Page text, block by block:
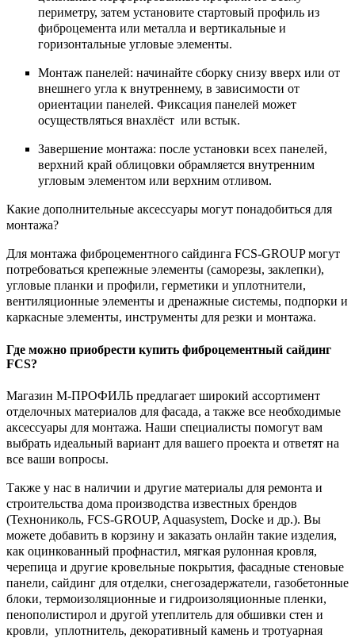
периметру, затем установите стартовый профиль из
фиброцемента или металла и вертикальные и
горизонтальные угловые элементы.
Монтаж панелей: начинайте сборку снизу вверх или от
внешнего угла к внутреннему, в зависимости от
ориентации панелей. Фиксация панелей может
осуществляться внахлёст или встык.
Завершение монтажа: после установки всех панелей,
верхний край облицовки обрамляется внутренним
угловым элементом или верхним отливом.
Какие дополнительные аксессуары могут понадобиться для
монтажа?
Для монтажа фиброцементного сайдинга FCS-GROUP могут
потребоваться крепежные элементы (саморезы, заклепки),
угловые планки и профили, герметики и уплотнители,
вентиляционные элементы и дренажные системы, подпорки и
каркасные элементы, инструменты для резки и монтажа.
Где можно приобрести купить фиброцементный сайдинг
FCS?
Магазин М-ПРОФИЛЬ предлагает широкий ассортимент
отделочных материалов для фасада, а также все необходимые
аксессуары для монтажа. Наши специалисты помогут вам
выбрать идеальный вариант для вашего проекта и ответят на
все ваши вопросы.
Также у нас в наличии и другие материалы для ремонта и
строительства дома производства известных брендов
(Технониколь, FCS-GROUP, Aquasystem, Docke и др.). Вы
можете добавить в корзину и заказать онлайн такие изделия,
как оцинкованный профнастил, мягкая рулонная кровля,
черепица и другие кровельные покрытия, фасадные стеновые
панели, сайдинг для отделки, снегозадержатели, газобетонные
блоки, термоизоляционные и гидроизоляционные пленки,
пенополистирол и другой утеплитель для обшивки стен и
кровли, уплотнитель, декоративный камень и тротуарная